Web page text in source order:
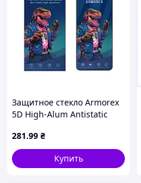
Защитное стекло Armorex
5D High-Alum Antistatic
D10-2026
281.99 ₴
Купить